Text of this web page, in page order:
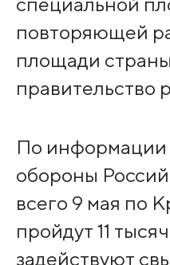
повторяющей
площади
правительство
По информации
обороны
всего 9 мая по
пройдут 11
задействуют